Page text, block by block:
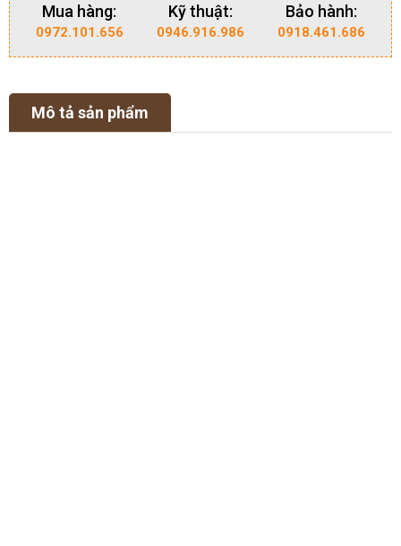
Mua hàng:
0972.101.656
Kỹ thuật:
0946.916.986
Bảo hành:
0918.461.686
Mô tả sản phẩm